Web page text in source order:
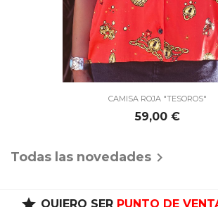
CAMISA ROJA "TESOROS"
Precio
59,00 €
Todas las novedades 
QUIERO SER PUNTO DE